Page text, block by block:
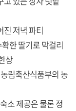
진 저녁 파티
한 딸기로 막걸리
상
림축산식품부의 농
소 제공은 물론 정